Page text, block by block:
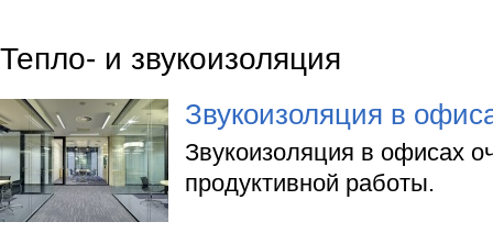
Тепло- и звукоизоляция
Звукоизоляция в
Звукоизоляция в офисах
продуктивной работы.